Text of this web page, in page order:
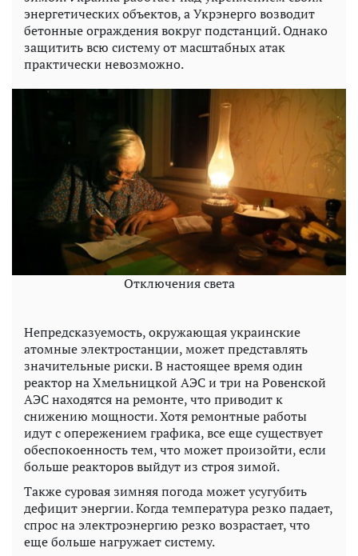
энергетических объектов, а Укрэнерго возводит
бетонные ограждения вокруг подстанций. Однако
защитить всю систему от масштабных атак
практически невозможно.
Отключения света
Непредсказуемость, окружающая украинские
атомные электростанции, может представлять
значительные риски. В настоящее время один
реактор на Хмельницкой АЭС и три на Ровенской
АЭС находятся на ремонте, что приводит к
снижению мощности. Хотя ремонтные работы
идут с опережением графика, все еще существует
обеспокоенность тем, что может произойти, если
больше реакторов выйдут из строя зимой.
Также суровая зимняя погода может усугубить
дефицит энергии. Когда температура резко падает,
спрос на электроэнергию резко возрастает, что
еще больше нагружает систему.